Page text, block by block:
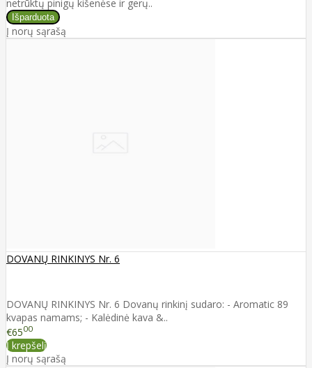
netrūktų pinigų kišenėse ir gerų..
Į norų sąrašą
DOVANŲ RINKINYS Nr. 6
DOVANŲ RINKINYS Nr. 6 Dovanų rinkinį sudaro: - Aromatic 89
kvapas namams; - Kalėdinė kava &..
€6500
Į krepšelį
Į norų sąrašą